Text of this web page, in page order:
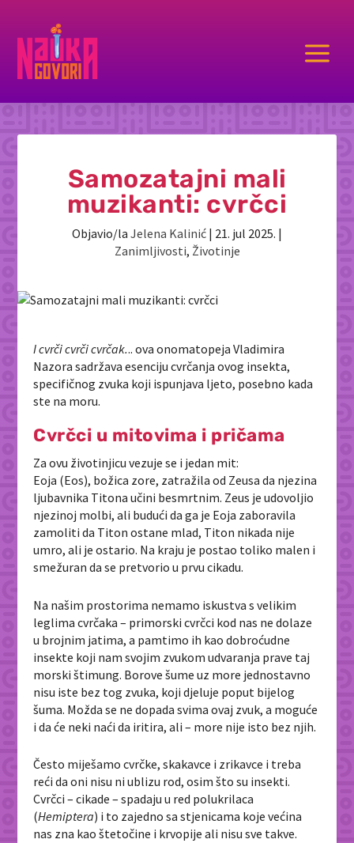
a
Samozatajni mali
muzikanti: cvrčci
Objavio/la Jelena Kalinić | 21. jul 2025. |
Zanimljivosti, Životinje
I cvrči cvrči cvrčak... ova onomatopeja Vladimira
Nazora sadržava esenciju cvrčanja ovog insekta,
specifičnog zvuka koji ispunjava ljeto, posebno kada
ste na moru.
Cvrčci u mitovima i pričama
Za ovu životinjicu vezuje se i jedan mit:
Eoja (Eos), božica zore, zatražila od Zeusa da njezina
ljubavnika Titona učini besmrtnim. Zeus je udovoljio
njezinoj molbi, ali budući da ga je Eoja zaboravila
zamoliti da Titon ostane mlad, Titon nikada nije
umro, ali je ostario. Na kraju je postao toliko malen i
smežuran da se pretvorio u prvu cikadu.
Na našim prostorima nemamo iskustva s velikim
leglima cvrčaka – primorski cvrčci kod nas ne dolaze
u brojnim jatima, a pamtimo ih kao dobroćudne
insekte koji nam svojim zvukom udvaranja prave taj
morski štimung. Borove šume uz more jednostavno
nisu iste bez tog zvuka, koji djeluje poput bijelog
šuma. Možda se ne dopada svima ovaj zvuk, a moguće
i da će neki naći da iritira, ali – more nije isto bez njih.
Često miješamo cvrčke, skakavce i zrikavce i treba
reći da oni nisu ni ublizu rod, osim što su insekti.
Cvrčci – cikade – spadaju u red polukrilaca
(Hemiptera) i to zajedno sa stjenicama koje većina
nas zna kao štetočine i krvopije ali nisu sve takve.